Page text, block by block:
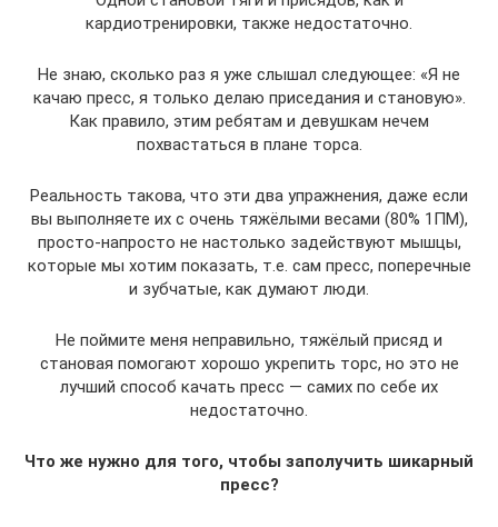
кардиотренировки, также недостаточно.
Не знаю, сколько раз я уже слышал следующее: «Я не
качаю пресс, я только делаю приседания и становую».
Как правило, этим ребятам и девушкам нечем
похвастаться в плане торса.
Реальность такова, что эти два упражнения, даже если
вы выполняете их с очень тяжёлыми весами (80% 1ПМ),
просто-напросто не настолько задействуют мышцы,
которые мы хотим показать, т.е. сам пресс, поперечные
и зубчатые, как думают люди.
Не поймите меня неправильно, тяжёлый присяд и
становая помогают хорошо укрепить торс, но это не
лучший способ качать пресс — самих по себе их
недостаточно.
Что же нужно для того, чтобы заполучить шикарный
пресс?